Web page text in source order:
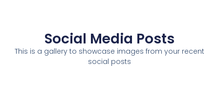
Social Media Posts
This is a gallery to showcase images from your recent
social posts